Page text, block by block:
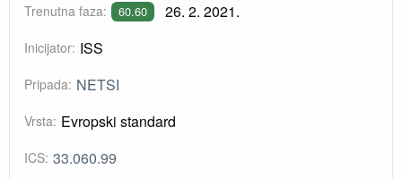
Trenutna faza: 60.60 26. 2. 2021.
Inicijator: ISS
Pripada: NETSI
Vrsta: Evropski standard
ICS: 33.060.99